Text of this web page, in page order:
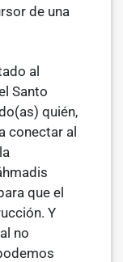
de una
al
Santo
quién,
conectar al
que el
Y
no